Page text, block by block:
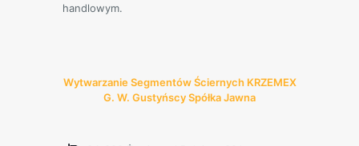
handlowym.
Wytwarzanie Segmentów Ściernych KRZEMEX
G. W. Gustyńscy Spółka Jawna